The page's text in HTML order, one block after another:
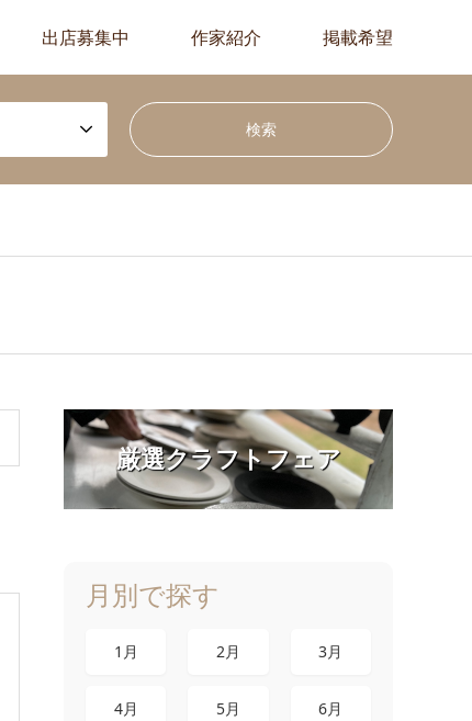
出店募集中 作家紹介 掲載希望
厳選クラフトフェア
月別で探す
1月 2月 3月
4月 5月 6月